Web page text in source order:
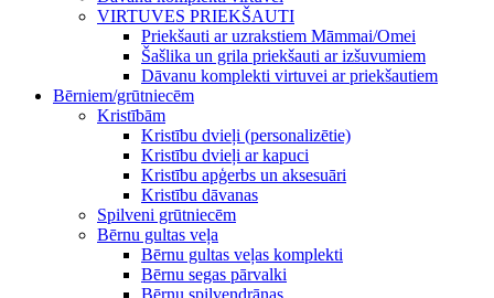
VIRTUVES PRIEKŠAUTI
Priekšauti ar uzrakstiem Māmmai/Omei
Šašlika un grila priekšauti ar izšuvumiem
Dāvanu komplekti virtuvei ar priekšautiem
Bērniem/grūtniecēm
Kristībām
Kristību dvieļi (personalizētie)
Kristību dvieļi ar kapuci
Kristību apģerbs un aksesuāri
Kristību dāvanas
Spilveni grūtniecēm
Bērnu gultas veļa
Bērnu gultas veļas komplekti
Bērnu segas pārvalki
Bērnu spilvendrānas